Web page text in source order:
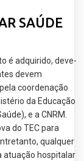
SAÚDE
é adquirido, deve-
devem
coordenação
da Educação
e a CNRM.
do TEC para
qualquer
atuação hospitalar